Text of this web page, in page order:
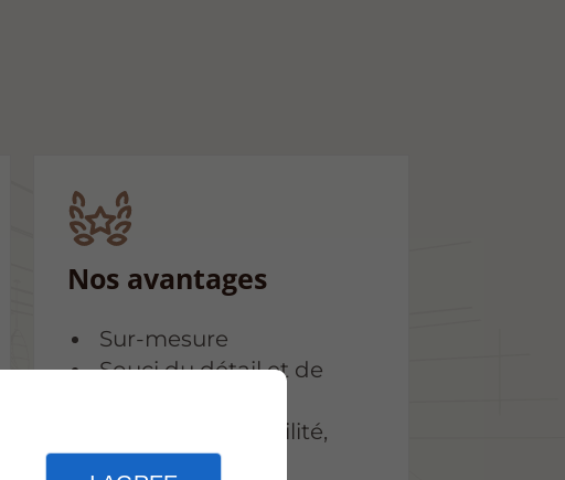
Nos avantages
Sur-mesure
Souci du détail et de
Écoute, disponibilité,
réactivité